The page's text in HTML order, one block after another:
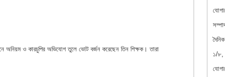
অনিয়ম ও কারচুপির অভিযোগ তুলে ভোট বর্জন করেছেন তিন শিক্ষক। তারা
১/৮,